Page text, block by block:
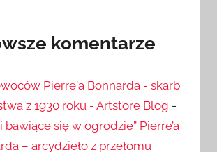
komentarze
Pierre'a Bonnarda - skarb
z 1930 roku - Artstore Blog -
bawiące się w ogrodzie” Pierre’a
– arcydzieło z przełomu